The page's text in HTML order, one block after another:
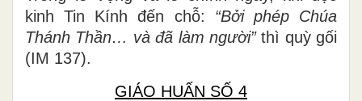
kinh Tin Kính đến chỗ: “Bởi phép Chúa
Thánh Thần… và đã làm người”thì quỳ gối
(IM 137).
GIÁO HUẤN SỐ 4